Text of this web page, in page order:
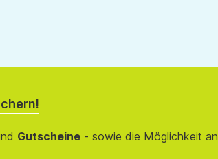
Gutscheine- sowie die Möglichkeit an